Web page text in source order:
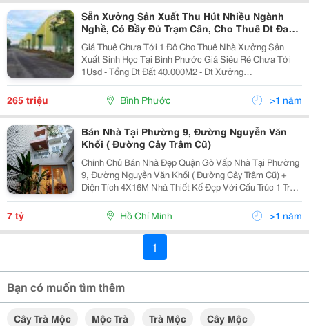
Sẵn Xưởng Sản Xuất Thu Hút Nhiều Ngành
Nghề, Có Đầy Đủ Trạm Cân, Cho Thuê Dt Đa
Dạng
Giá Thuê Chưa Tới 1 Đô Cho Thuê Nhà Xưởng Sản
Xuất Sinh Học Tại Bình Phước Giá Siêu Rẻ Chưa Tới
1Usd - Tổng Dt Đất 40.000M2 - Dt Xưởng
13.600M2(Gần 1Hec4) Gồm 4 Phân Xưởng: Cho Thuê
Lẻ - Mỗi Xưởng 3400M2 - Văn Phòng 500M2 -Trạm Điện
Chủ Hạ...
265 triệu Bình Phước >1 năm
Bán Nhà Tại Phường 9, Đường Nguyễn Văn
Khối ( Đường Cây Trâm Cũ)
Chính Chủ Bán Nhà Đẹp Quận Gò Vấp Nhà Tại Phường
9, Đường Nguyễn Văn Khối ( Đường Cây Trâm Cũ) +
Diện Tích 4X16M Nhà Thiết Kế Đẹp Với Cấu Trúc 1 Trệt
3 Lầu Với 4 Phòng Ngủ Và 5 Wc, Có Sân Vườn, Sân
Thượng Trước Và Sau. + Nhà Xây Đẹp, Hiện Đại, Cây...
7 tỷ Hồ Chí Minh >1 năm
1
Bạn có muốn tìm thêm
Cây Trà Mộc Mộc Trà Trà Mộc
Cây Mộc